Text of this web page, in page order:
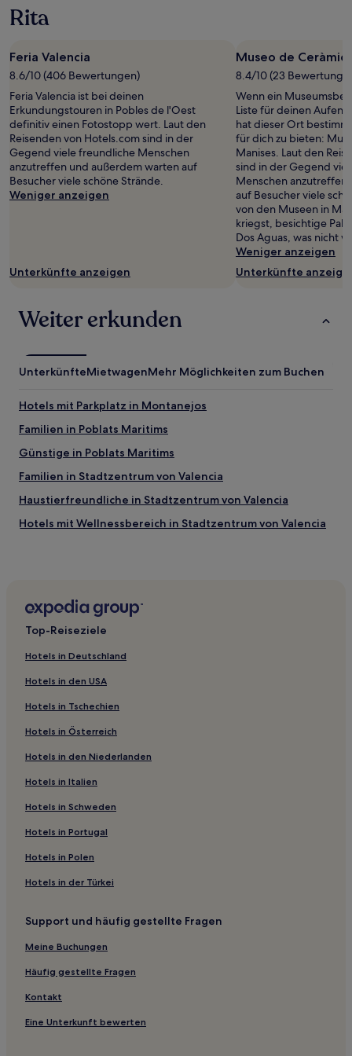
Rita
Feria Valencia
8.6/10 (406 Bewertungen)
Feria Valencia ist bei deinen
Erkundungstouren in Pobles de l'Oest
definitiv einen Fotostopp wert. Laut den
Reisenden von Hotels.com sind in der
Gegend viele freundliche Menschen
anzutreffen und außerdem warten auf
Besucher viele schöne Strände.
Weniger anzeigen
Unterkünfte anzeigen
Museo de
8.4/10 (23
Wenn ein
Liste für deinen
hat dieser Ort
für dich zu bieten:
Manises. Laut den
sind in der Gegend
Menschen
auf Besucher viele
von den Museen in
kriegst, besichtige
Dos Aguas, was nicht
Weniger anzeigen
Unterkünfte
Weiter erkunden
UnterkünfteMietwagenMehr Möglichkeiten zum Buchen
Hotels mit Parkplatz in Montanejos
Familien in Poblats Maritims
Günstige in Poblats Maritims
Familien in Stadtzentrum von Valencia
Haustierfreundliche in Stadtzentrum von Valencia
Hotels mit Wellnessbereich in Stadtzentrum von Valencia
Hotels mit Pool in Camins al Grau
Hotels mit Parkplatz in Camins al Grau
Hotels mit inbegriffenem Frühstück nahe El Colomer
Geschäftszentrum
Haustierfreundliche in Xàtiva
Familien in El Pla del Real
Gemeinschaft
Hotels mit Küchenzeile in Valencianische Gemeinschaft
Luxus in Valencianische Gemeinschaft
Business in Valencianische Gemeinschaft
Günstige in Valencianische Gemeinschaft
Haustierfreundliche in Valencianische Gemeinschaft
Boutique- nahe Jardí del Túria
Günstige nahe Jardí del Túria
Top-Reiseziele
Hotels in Deutschland
Hotels in den USA
Hotels in Tschechien
Hotels in Österreich
Hotels in den Niederlanden
Hotels in Italien
Hotels in Schweden
Hotels in Portugal
Hotels in Polen
Hotels in der Türkei
Support und häufig gestellte Fragen
Meine Buchungen
Häufig gestellte Fragen
Kontakt
Eine Unterkunft bewerten